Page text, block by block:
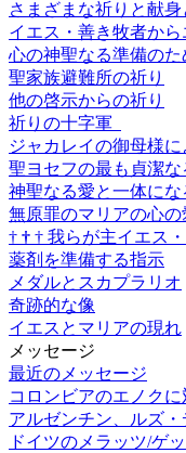
さまざまな祈りと献身
イエス・善き牧者から
心の神聖なる準備のた
聖家族避難所の祈り
他の啓示からの祈り
祈りの十字軍
ジャカレイの御母様に
聖ヨセフの最も貞潔
神聖なる愛と一体にな
無原罪のマリアの心の
† † † 我らが主イエス
薬剤を準備する指示
メダルとスカプラリオ
奇跡的な像
イエスとマリアの現れ
メッセージ
最近のメッセージ
コロンビアのエノク
アルゼンチン、ルズ
ドイツのメラッツ/ゲ